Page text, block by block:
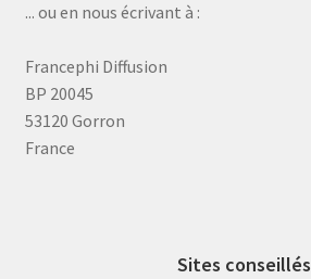
... ou en nous écrivant à :
Francephi Diffusion
BP 20045
53120 Gorron
France
Sites conseillés